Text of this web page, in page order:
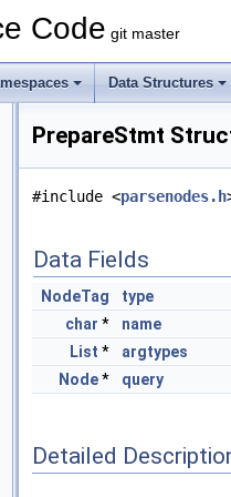
Code git master
Data Structures
PrepareStmt
#include <parsenodes.h
Data Fields
NodeTag
type
char *
name
List *
argtypes
Node* query
Detailed